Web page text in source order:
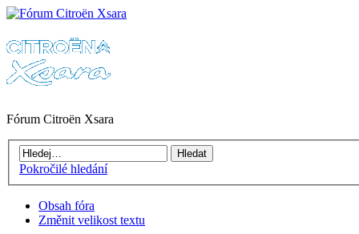
Fórum Citroën Xsara
Pokročilé hledání
Obsah fóra
Změnit velikost textu